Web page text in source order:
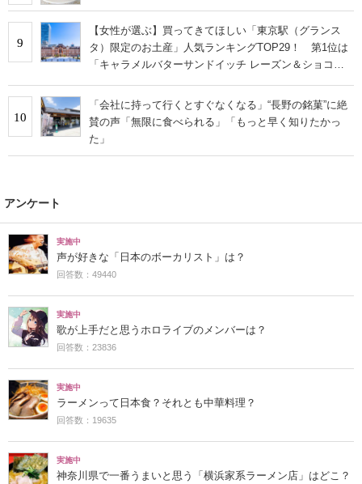
9
【女性が選ぶ】買ってきてほしい「東京駅（グランス
タ）限定のお土産」人気ランキングTOP29！ 第1位は
「キャラメルバターサンドイッチ レーズン＆ショコラ
10
「会社に持って行くとすぐなくなる」“長野の銘菓”に絶
賛の声「無限に食べられる」「もっと早く知りたかっ
た」
アンケート
実施中
声が好きな「日本のボーカリスト」は？
回答数：49440
実施中
歌が上手だと思うホロライブのメンバーは？
回答数：23836
実施中
ラーメンって日本食？それとも中華料理？
回答数：19635
実施中
神奈川県で一番うまいと思う「横浜家系ラーメン店」はどこ？